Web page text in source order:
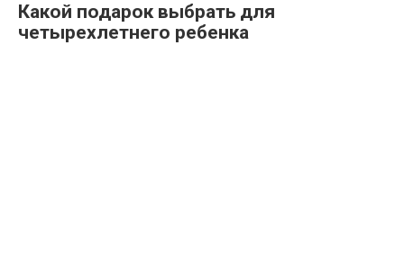
Какой подарок выбрать для
четырехлетнего ребенка